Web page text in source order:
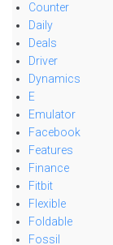
Counter
Daily
Deals
Driver
Dynamics
E
Emulator
Facebook
Features
Finance
Fitbit
Flexible
Foldable
Fossil